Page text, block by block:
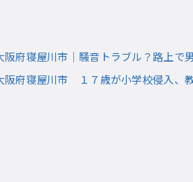
府寝屋川市｜騒音トラブル？路上で
府寝屋川市 １７歳が小学校侵入、